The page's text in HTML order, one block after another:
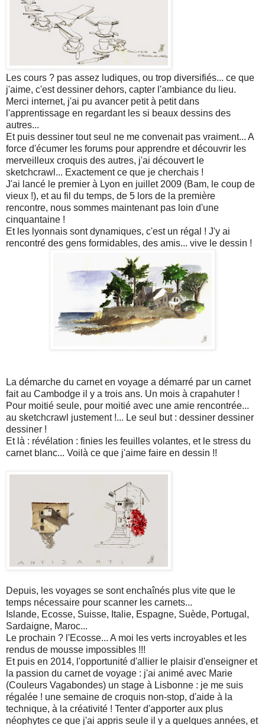
Les cours ? pas assez ludiques, ou trop diversifiés... ce que
j'aime, c'est dessiner dehors, capter l'ambiance du lieu.
Merci internet, j'ai pu avancer petit à petit dans
l'apprentissage en regardant les si beaux dessins des
autres...
Et puis dessiner tout seul ne me convenait pas vraiment... A
force d'écumer les forums pour apprendre et découvrir les
merveilleux croquis des autres, j'ai découvert le
sketchcrawl... Exactement ce que je cherchais !
J'ai lancé le premier à Lyon en juillet 2009 (Bam, le coup de
vieux !), et au fil du temps, de 5 lors de la première
rencontre, nous sommes maintenant pas loin d'une
cinquantaine !
Et les lyonnais sont dynamiques, c'est un régal ! J'y ai
rencontré des gens formidables, des amis... vive le dessin !
La démarche du carnet en voyage a démarré par un carnet
fait au Cambodge il y a trois ans. Un mois à crapahuter !
Pour moitié seule, pour moitié avec une amie rencontrée...
au sketchcrawl justement !... Le seul but : dessiner dessiner
dessiner !
Et là : révélation : finies les feuilles volantes, et le stress du
carnet blanc... Voilà ce que j'aime faire en dessin !!
Depuis, les voyages se sont enchaînés plus vite que le
temps nécessaire pour scanner les carnets...
Islande, Ecosse, Suisse, Italie, Espagne, Suède, Portugal,
Sardaigne, Maroc...
Le prochain ? l'Ecosse... A moi les verts incroyables et les
rendus de mousse impossibles !!!
Et puis en 2014, l'opportunité d'allier le plaisir d'enseigner et
la passion du carnet de voyage : j'ai animé avec Marie
(Couleurs Vagabondes) un stage à Lisbonne : je me suis
régalée ! une semaine de croquis non-stop, d'aide à la
technique, à la créativité ! Tenter d'apporter aux plus
néophytes ce que j'ai appris seule il y a quelques années, et